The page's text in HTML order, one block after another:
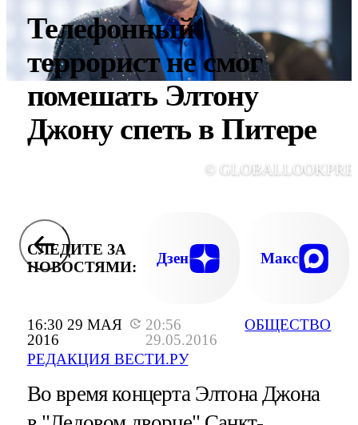
16:30 29 МАЯ
2016
20:56
29.05.2016
РЕДАКЦИЯ ВЕСТИ.РУ
ОБЩЕСТВО
Телефонный
террорист не смог
помешать Элтону
Джону спеть в Питере
©
СЛЕДИТЕ ЗА
НОВОСТЯМИ:
Дзен Макс
Во время концерта Элтона Джона